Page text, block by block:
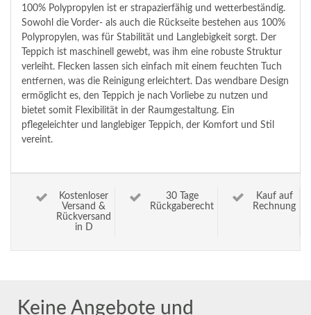
100% Polypropylen ist er strapazierfähig und wetterbeständig.
Sowohl die Vorder- als auch die Rückseite bestehen aus 100%
Polypropylen, was für Stabilität und Langlebigkeit sorgt. Der
Teppich ist maschinell gewebt, was ihm eine robuste Struktur
verleiht. Flecken lassen sich einfach mit einem feuchten Tuch
entfernen, was die Reinigung erleichtert. Das wendbare Design
ermöglicht es, den Teppich je nach Vorliebe zu nutzen und
bietet somit Flexibilität in der Raumgestaltung. Ein
pflegeleichter und langlebiger Teppich, der Komfort und Stil
vereint.
Kostenloser
Versand &
Rückversand
in D
30 Tage
Rückgaberecht
Kauf auf
Rechnung
Keine Angebote und